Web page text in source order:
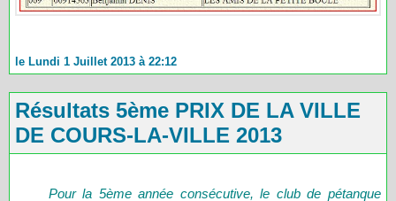
le Lundi 1 Juillet 2013 à 22:12
Résultats 5ème PRIX DE LA VILLE
DE COURS-LA-VILLE 2013
Pour la 5ème année consécutive, le club de pétanque